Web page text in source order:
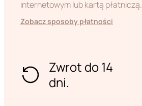
internetowym lub kartą płatniczą.
Zobacz sposoby płatności
Zwrot do 14
dni.